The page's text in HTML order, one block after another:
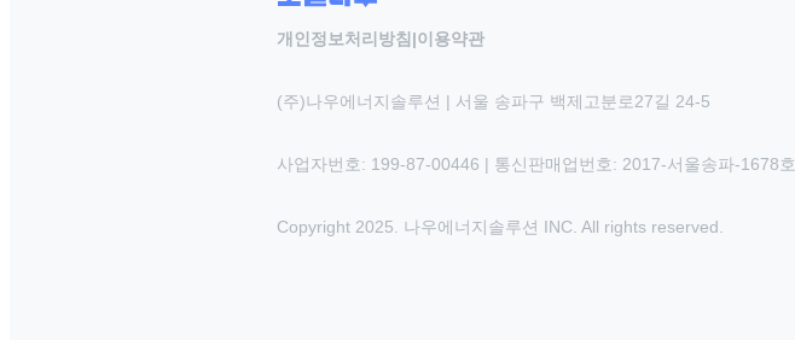
개인정보처리방침 |이용약관
(주)나우에너지솔루션 | 서울 송파구 백제고분로27길 24-5
사업자번호: 199-87-00446 | 통신판매업번호: 2017-서울송파-1678호
Copyright 2025. 나우에너지솔루션 INC. All rights reserved.